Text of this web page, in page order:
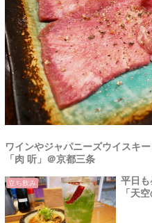
ワインやジャパニーズウイスキ
「肉 听」＠京都三条
立ち飲み
平日
「天